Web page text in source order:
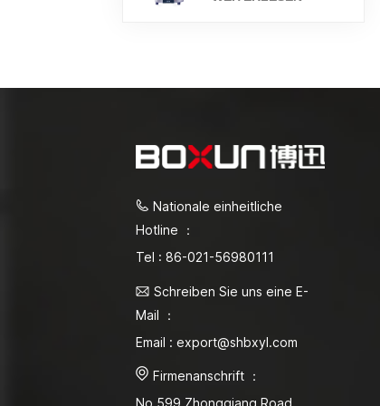
Nationale einheitliche
Hotline ：
Tel : 86-021-56980111
Schreiben Sie uns eine E-
Mail ：
Email : export@shbxyl.com
Firmenanschrift ：